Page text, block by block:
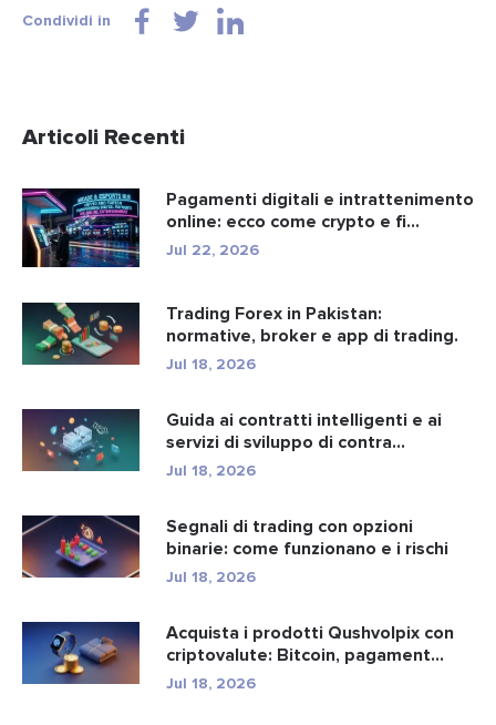
Condividi in
Articoli Recenti
Pagamenti digitali e intrattenimento
online: ecco come crypto e fi...
Jul 22, 2026
Trading Forex in Pakistan:
normative, broker e app di trading.
Jul 18, 2026
Guida ai contratti intelligenti e ai
servizi di sviluppo di contra...
Jul 18, 2026
Segnali di trading con opzioni
binarie: come funzionano e i rischi
Jul 18, 2026
Acquista i prodotti Qushvolpix con
criptovalute: Bitcoin, pagament...
Jul 18, 2026